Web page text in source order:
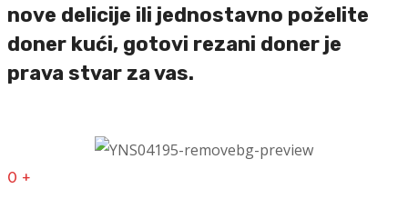
nove delicije ili jednostavno poželite
doner kući, gotovi rezani doner je
prava stvar za vas.
0 +